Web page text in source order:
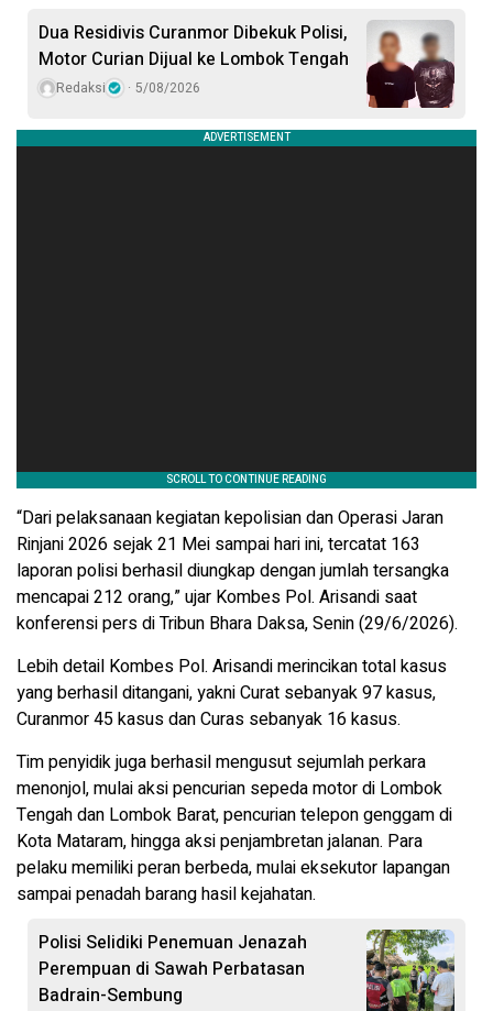
Dua Residivis Curanmor Dibekuk Polisi,
Motor Curian Dijual ke Lombok Tengah
Redaksi 5/08/2026
“Dari pelaksanaan kegiatan kepolisian dan Operasi Jaran
Rinjani 2026 sejak 21 Mei sampai hari ini, tercatat 163
laporan polisi berhasil diungkap dengan jumlah tersangka
mencapai 212 orang,” ujar Kombes Pol. Arisandi saat
konferensi pers di Tribun Bhara Daksa, Senin (29/6/2026).
Lebih detail Kombes Pol. Arisandi merincikan total kasus
yang berhasil ditangani, yakni Curat sebanyak 97 kasus,
Curanmor 45 kasus dan Curas sebanyak 16 kasus.
Tim penyidik juga berhasil mengusut sejumlah perkara
menonjol, mulai aksi pencurian sepeda motor di Lombok
Tengah dan Lombok Barat, pencurian telepon genggam di
Kota Mataram, hingga aksi penjambretan jalanan. Para
pelaku memiliki peran berbeda, mulai eksekutor lapangan
sampai penadah barang hasil kejahatan.
Polisi Selidiki Penemuan Jenazah
Perempuan di Sawah Perbatasan
Badrain-Sembung